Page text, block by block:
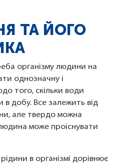
ТА ЙОГО
організму людини на
однозначну і
того, скільки води
добу. Все залежить від
але твердо можна
може проіснувати
в організмі дорівнює